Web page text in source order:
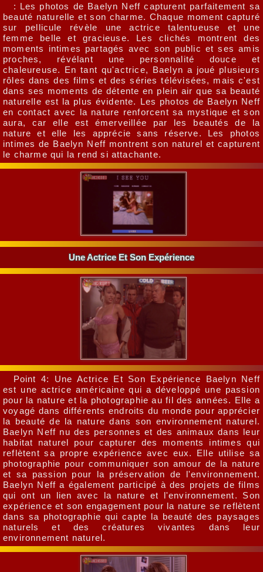
: Les photos de Baelyn Neff capturent parfaitement sa
beauté naturelle et son charme. Chaque moment capturé
sur pellicule révèle une actrice talentueuse et une
femme belle et gracieuse. Les clichés montrent des
moments intimes partagés avec son public et ses amis
proches, révélant une personnalité douce et
chaleureuse. En tant qu'actrice, Baelyn a joué plusieurs
rôles dans des films et des séries télévisées, mais c'est
dans ses moments de détente en plein air que sa beauté
naturelle est la plus évidente. Les photos de Baelyn Neff
en contact avec la nature renforcent sa mystique et son
aura, car elle est émerveillée par les beautés de la
nature et elle les apprécie sans réserve. Les photos
intimes de Baelyn Neff montrent son naturel et capturent
le charme qui la rend si attachante.
Une Actrice Et Son Expérience
Point 4: Une Actrice Et Son Expérience Baelyn Neff
est une actrice américaine qui a développé une passion
pour la nature et la photographie au fil des années. Elle a
voyagé dans différents endroits du monde pour apprécier
la beauté de la nature dans son environnement naturel.
Baelyn Neff nu des personnes et des animaux dans leur
habitat naturel pour capturer des moments intimes qui
reflètent sa propre expérience avec eux. Elle utilise sa
photographie pour communiquer son amour de la nature
et sa passion pour la préservation de l'environnement.
Baelyn Neff a également participé à des projets de films
qui ont un lien avec la nature et l'environnement. Son
expérience et son engagement pour la nature se reflètent
dans sa photographie qui capte la beauté des paysages
naturels et des créatures vivantes dans leur
environnement naturel.